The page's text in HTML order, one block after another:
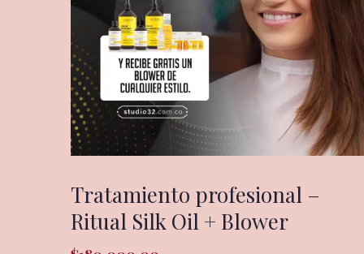
Tratamiento profesional –
Ritual Silk Oil + Blower